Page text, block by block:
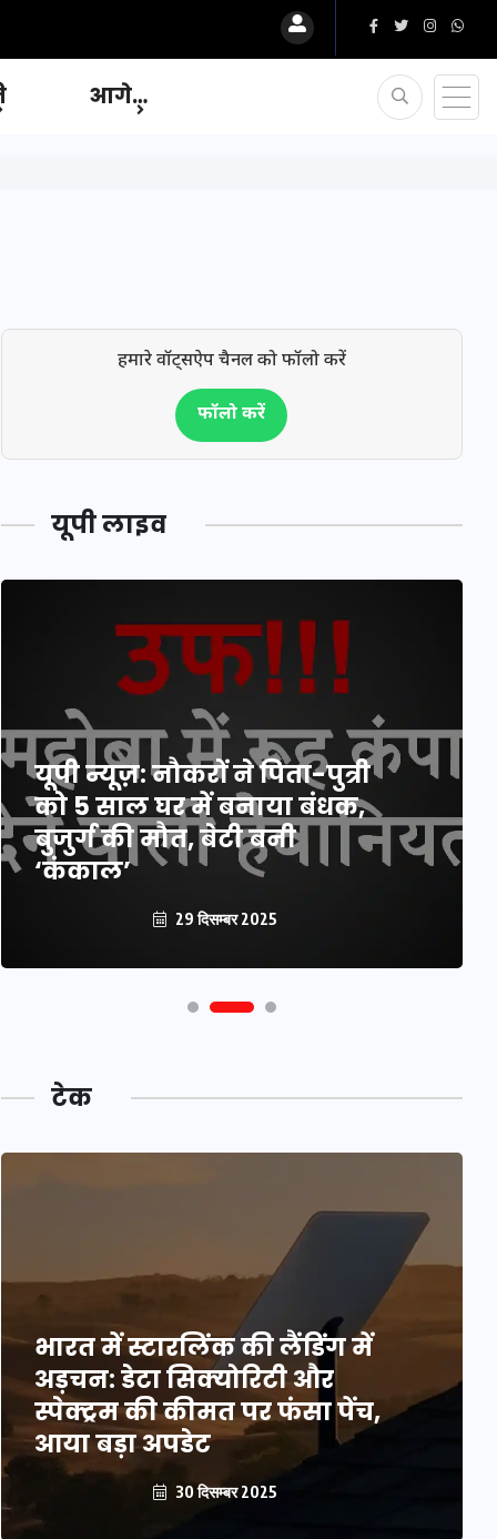
आगे…
हमारे वॉट्सऐप चैनल को फॉलो करें
फॉलो करें
यूपी लाइव
यूपी न्यूज़: नौकरों ने पिता-पुत्री
को 5 साल घर में बनाया बंधक,
बुजुर्ग की मौत, बेटी बनी
‘कंकाल’
29 दिसम्बर 2025
टेक
भारत में स्टारलिंक की लैंडिंग में
अड़चन: डेटा सिक्योरिटी और
स्पेक्ट्रम की कीमत पर फंसा पेंच,
आया बड़ा अपडेट
30 दिसम्बर 2025